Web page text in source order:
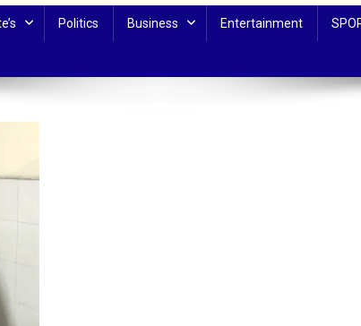
Politics Business Entertainment